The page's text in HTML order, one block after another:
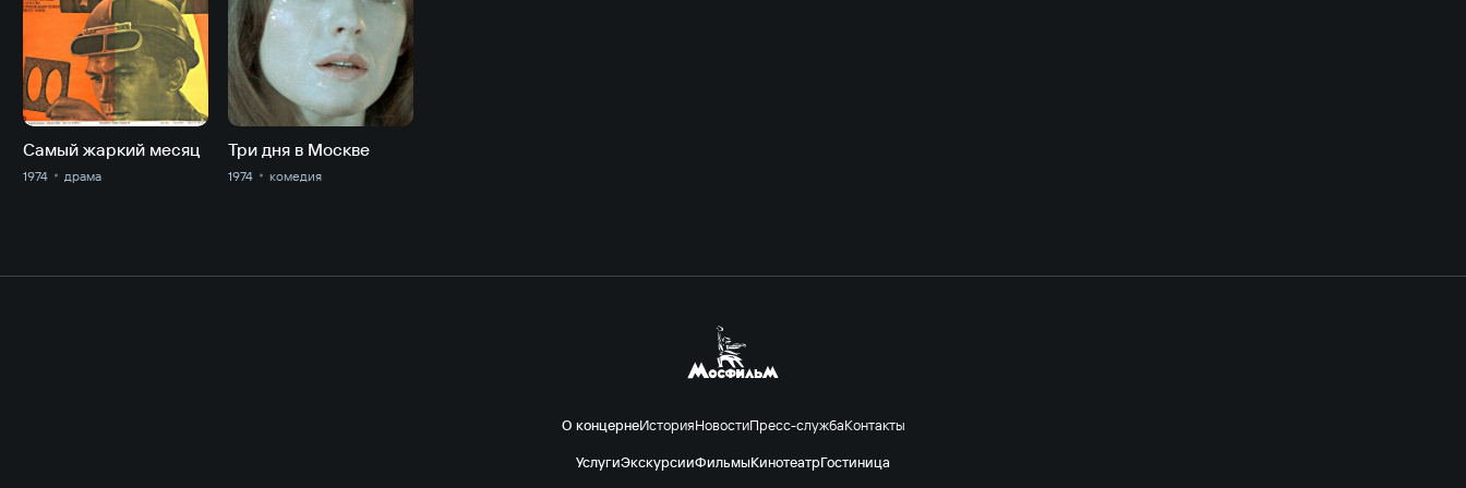
Самый жаркий месяц
1974 драма
Три дня в Москве
1974 комедия
О концернеИсторияНовостиПресс-службаКонтакты
УслугиЭкскурсииФильмыКинотеатрГостиница